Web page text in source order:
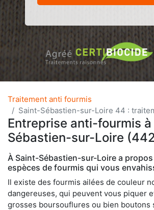
Traitement anti fourmis
Saint-Sébastien-sur-Loire 44 :
Entreprise anti-fourmis
Sébastien-sur-Loire
À Saint-Sébastien-sur-Loire a
espèces de fourmis qui vous
Il existe des fourmis ailées de couleur
dangereuses, qui peuvent vous piquer
grosses boursouflures ou bien boutons